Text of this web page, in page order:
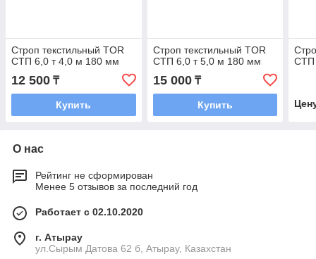
Строп текстильный TOR
СТП 6,0 т 4,0 м 180 мм
12 500 ₸
Купить
Строп текстильный TOR
СТП 6,0 т 5,0 м 180 мм
15 000₸
Купить
СТП
О нас
Рейтинг не сформирован
Менее 5 отзывов за последний год
Работает с 02.10.2020
г. Атырау
ул.Сырым Датова 62 б, Атырау, Казахстан